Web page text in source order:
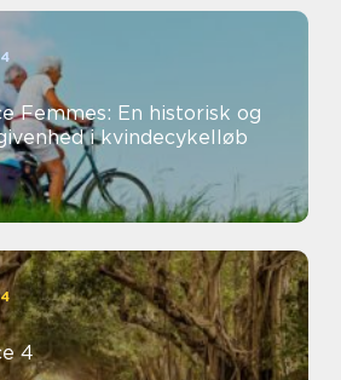
Femmes: En historisk og
i kvindecykelløb
4